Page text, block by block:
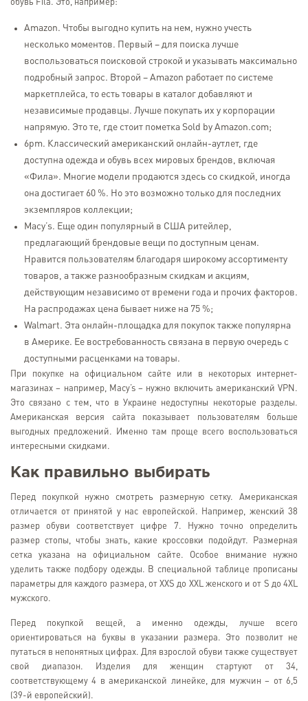
обувь Fila. Это, например:
Amazon. Чтобы выгодно купить на нем, нужно учесть
несколько моментов. Первый – для поиска лучше
воспользоваться поисковой строкой и указывать максимально
подробный запрос. Второй – Amazon работает по системе
маркетплейса, то есть товары в каталог добавляют и
независимые продавцы. Лучше покупать их у корпорации
напрямую. Это те, где стоит пометка Sold by Amazon.com;
6pm. Классический американский онлайн-аутлет, где
доступна одежда и обувь всех мировых брендов, включая
«Фила». Многие модели продаются здесь со скидкой, иногда
она достигает 60 %. Но это возможно только для последних
экземпляров коллекции;
Macy’s. Еще один популярный в США ритейлер,
предлагающий брендовые вещи по доступным ценам.
Нравится пользователям благодаря широкому ассортименту
товаров, а также разнообразным скидкам и акциям,
действующим независимо от времени года и прочих факторов.
На распродажах цена бывает ниже на 75 %;
Walmart. Эта онлайн-площадка для покупок также популярна
в Америке. Ее востребованность связана в первую очередь с
доступными расценками на товары.
При покупке на официальном сайте или в некоторых интернет-
магазинах – например, Macy’s – нужно включить американский VPN.
Это связано с тем, что в Украине недоступны некоторые разделы.
Американская версия сайта показывает пользователям больше
выгодных предложений. Именно там проще всего воспользоваться
интересными скидками.
Как правильно выбирать
Перед покупкой нужно смотреть размерную сетку. Американская
отличается от принятой у нас европейской. Например, женский 38
размер обуви соответствует цифре 7. Нужно точно определить
размер стопы, чтобы знать, какие кроссовки подойдут. Размерная
сетка указана на официальном сайте. Особое внимание нужно
уделить также подбору одежды. В специальной таблице прописаны
параметры для каждого размера, от XXS до XXL женского и от S до 4XL
мужского.
Перед покупкой вещей, а именно одежды, лучше всего
ориентироваться на буквы в указании размера. Это позволит не
путаться в непонятных цифрах. Для взрослой обуви также существует
свой диапазон. Изделия для женщин стартуют от 34,
соответствующему 4 в американской линейке, для мужчин – от 6,5
(39-й европейский).